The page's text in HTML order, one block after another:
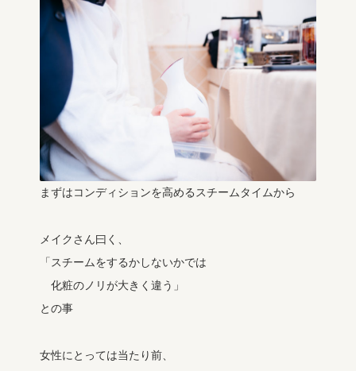
まずはコンディションを高めるスチームタイムから
メイクさん曰く、
「スチームをするかしないかでは
化粧のノリが大きく違う」
との事
女性にとっては当たり前、